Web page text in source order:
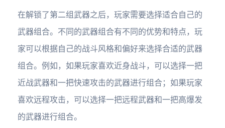
在解锁了第二组武器之后，玩家需要选择适合自己的
武器组合。不同的武器组合有不同的优势和特点，玩
家可以根据自己的战斗风格和偏好来选择合适的武器
组合。例如，如果玩家喜欢近身战斗，可以选择一把
近战武器和一把快速攻击的武器进行组合；如果玩家
喜欢远程攻击，可以选择一把远程武器和一把高爆发
的武器进行组合。